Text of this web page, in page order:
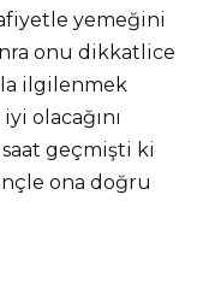
yemeğini
onu dikkatlice
ilgilenmek
olacağını
geçmişti ki
ona doğru